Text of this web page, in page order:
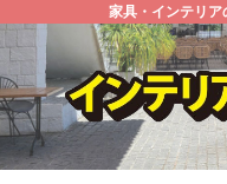
家具・インテリア